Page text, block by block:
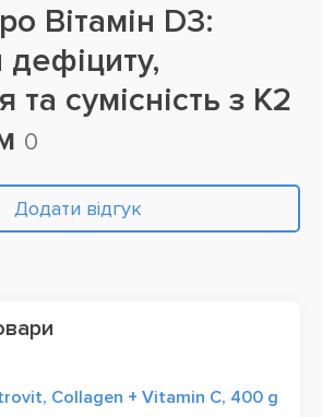
Вітамін D3:
та сумісність з K2
0
Додати відгук
Collagen + Vitamin C, 400 g